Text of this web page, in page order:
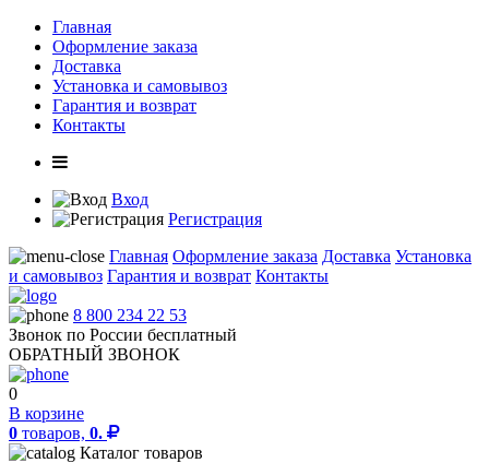
Главная
Оформление заказа
Доставка
Установка и самовывоз
Гарантия и возврат
Контакты
Вход
Регистрация
Главная Оформление заказа Доставка Установка
и самовывоз Гарантия и возврат Контакты
8 800 234 22 53
Звонок по России бесплатный
ОБРАТНЫЙ ЗВОНОК
0
В корзине
0 товаров, 0.
Каталог товаров